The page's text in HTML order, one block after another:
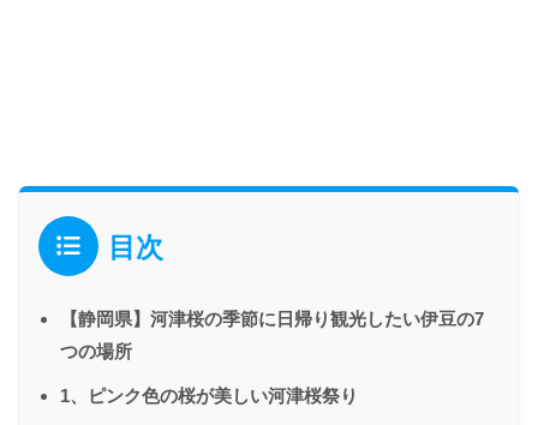
目次
【静岡県】河津桜の季節に日帰り観光したい伊豆の7
つの場所
1、ピンク色の桜が美しい河津桜祭り